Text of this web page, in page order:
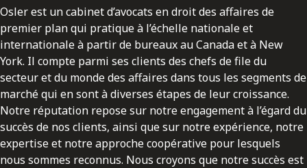
Osler est un cabinet d’avocats en droit des affaires de
premier plan qui pratique à l’échelle nationale et
internationale à partir de bureaux au Canada et à New
York. Il compte parmi ses clients des chefs de file du
secteur et du monde des affaires dans tous les segments de
marché qui en sont à diverses étapes de leur croissance.
Notre réputation repose sur notre engagement à l’égard du
succès de nos clients, ainsi que sur notre expérience, notre
expertise et notre approche coopérative pour lesquels
nous sommes reconnus. Nous croyons que notre succès est